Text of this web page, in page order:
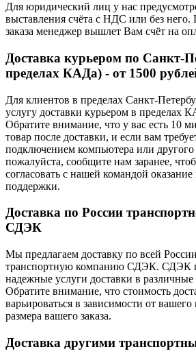
Для юридический лиц у нас
выставления счёта с НДС или без него.
заказа менеджер вышлет Вам счёт на
Доставка курьером по Санкт-
пределах КАДа) - от 1500
Для клиентов в пределах Санкт-
услугу доставки курьером в пределах
Обратите внимание, что у вас есть 10
товар после доставки, и если вам
подключением компьютера или другого
пожалуйста, сообщите нам заранее,
согласовать с нашей командой
поддержки.
Доставка по России
СДЭК
Мы предлагаем доставку по всей
транспортную компанию СДЭК. СДЭК
надежные услуги доставки в
Обратите внимание, что стоимость
варьироваться в зависимости от
размера вашего заказа.
Доставка другими